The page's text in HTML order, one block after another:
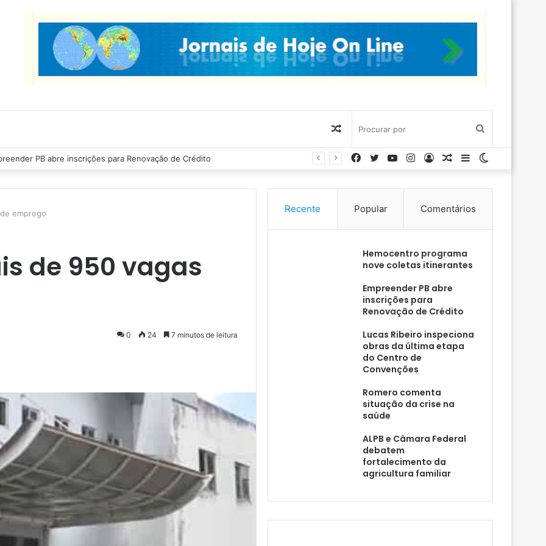
por
Artigo
aleatório
Ribeiro inspeciona obras da última etapa do Centro de Convenções
Barra
Artigo
Entrar
Instagram
YouTube
Twitter
Facebook
emprego
de 950 vagas
0 24 7 minutos de leitura
Recente Popular Comentários
Hemocentro programa
nove coletas itinerantes
Empreender PB abre
inscrições para
Renovação de Crédito
Lucas Ribeiro inspeciona
obras da última etapa
do Centro de
Convenções
Romero comenta
situação da crise na
saúde
ALPB e Câmara Federal
debatem
fortalecimento da
agricultura familiar